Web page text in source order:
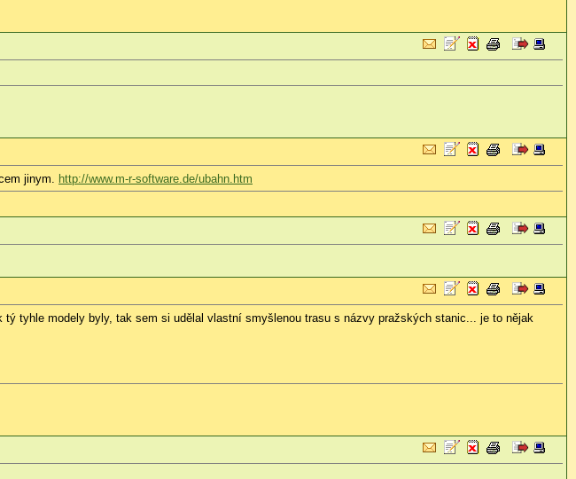
jinym.
http://www.m-r-software.de/ubahn.htm
tyhle modely byly, tak sem si udělal vlastní smyšlenou trasu s názvy pražských stanic... je to nějak